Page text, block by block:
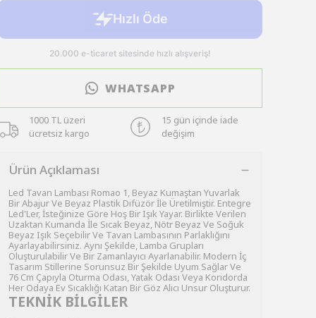
WHATSAPP
1000 TL üzeri
ücretsiz kargo
15 gün içinde iade
değişim
Ürün Açıklaması
Led Tavan Lambası Romao 1, Beyaz Kumaştan Yuvarlak
Bir Abajur Ve Beyaz Plastik Difüzör İle Üretilmiştir. Entegre
Led'Ler, İsteğinize Göre Hoş Bir Işık Yayar. Birlikte Verilen
Uzaktan Kumanda İle Sıcak Beyaz, Nötr Beyaz Ve Soğuk
Beyaz Işık Seçebilir Ve Tavan Lambasının Parlaklığını
Ayarlayabilirsiniz. Aynı Şekilde, Lamba Grupları
Oluşturulabilir Ve Bir Zamanlayıcı Ayarlanabilir. Modern İç
Tasarım Stillerine Sorunsuz Bir Şekilde Uyum Sağlar Ve
76 Cm Çapıyla Oturma Odası, Yatak Odası Veya Koridorda
Her Odaya Ev Sıcaklığı Katan Bir Göz Alıcı Unsur Oluşturur.
TEKNİK BİLGİLER